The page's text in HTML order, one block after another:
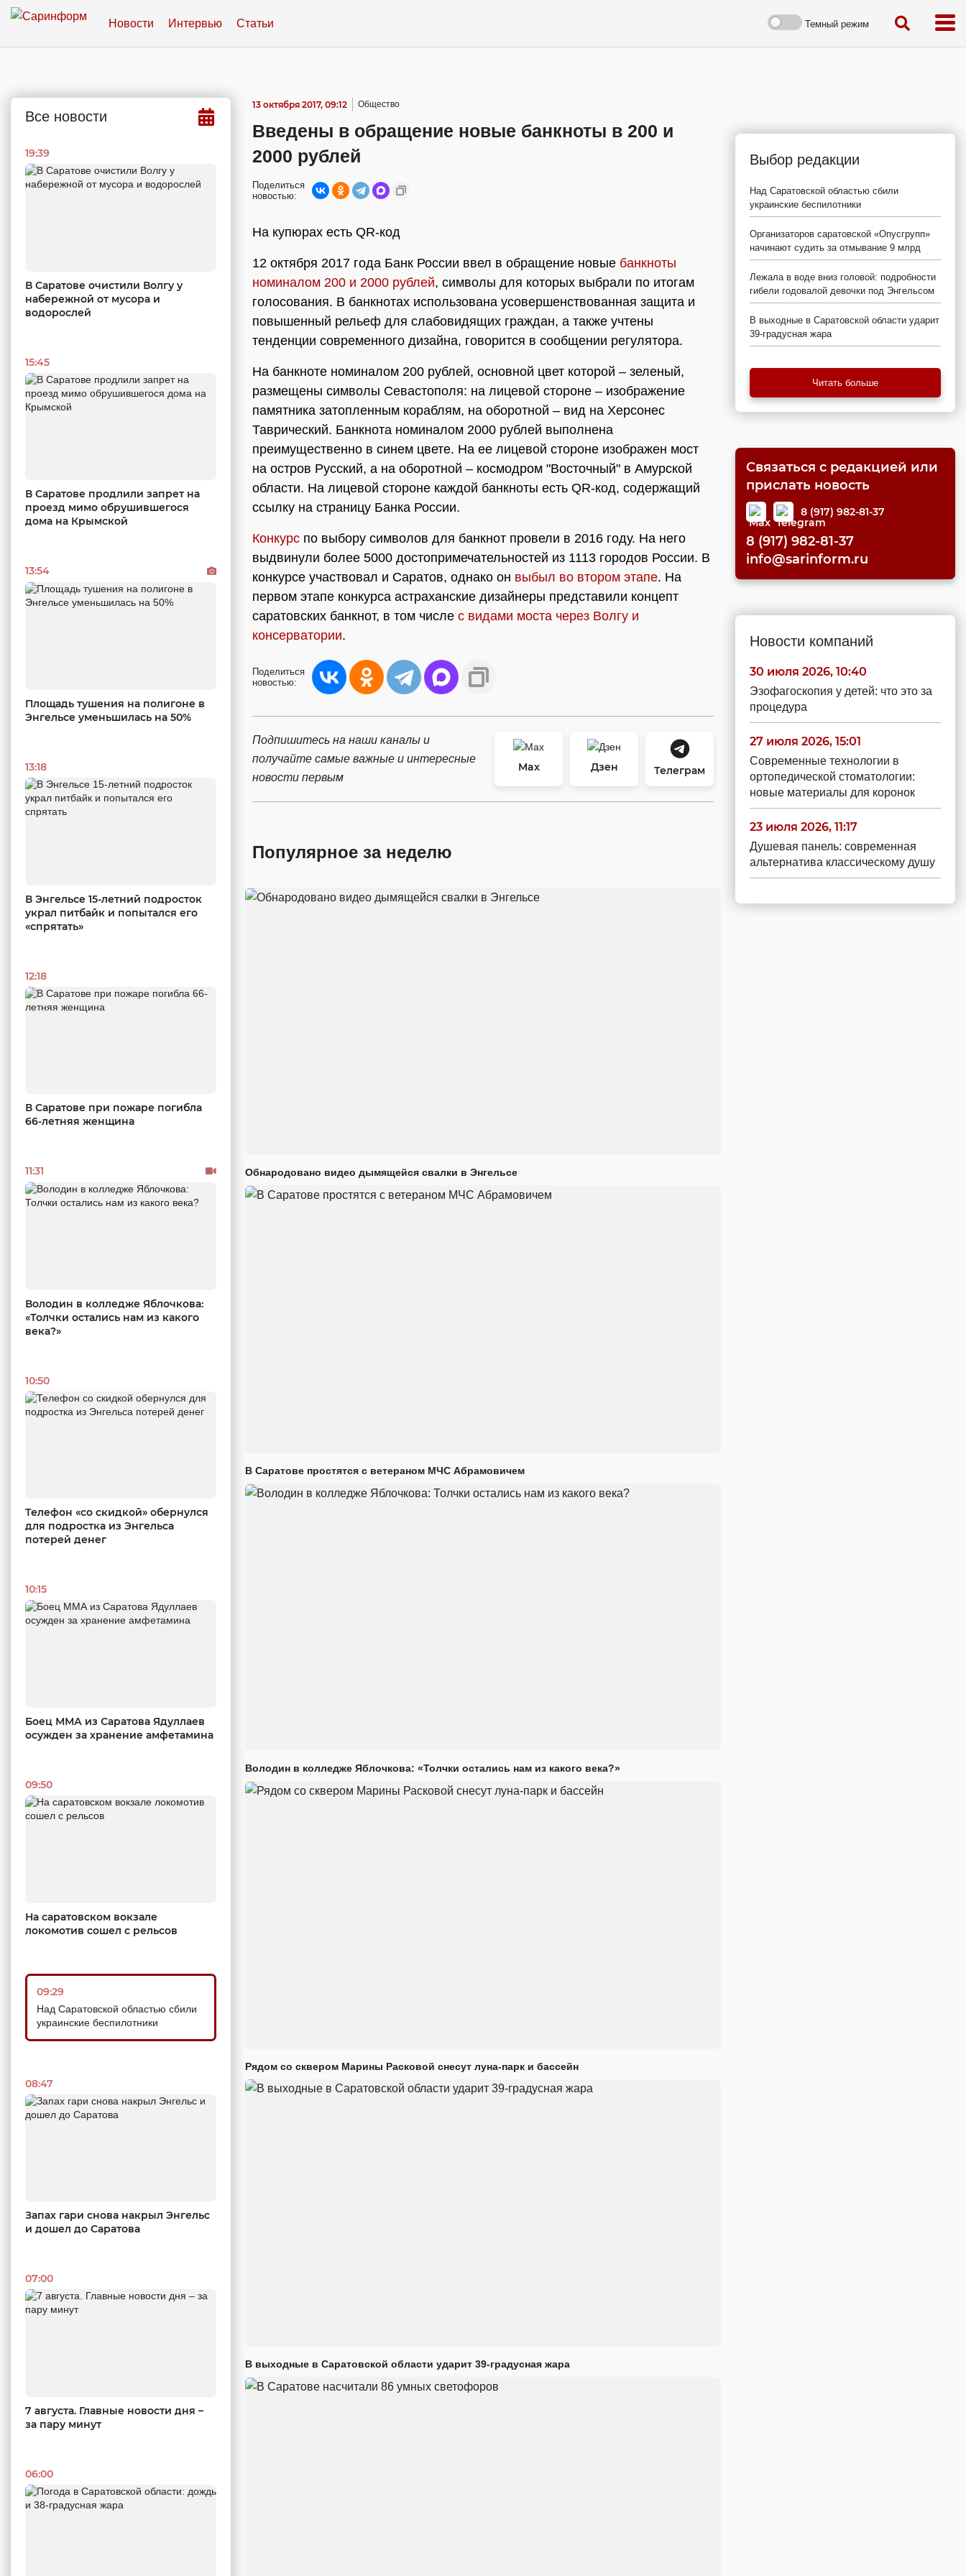
Новости Интервью Статьи Темный режим
Все новости
19:39
В Саратове очистили Волгу у
набережной от мусора и
водорослей
15:45
В Саратове продлили запрет на
проезд мимо обрушившегося
дома на Крымской
13:54
Площадь тушения на полигоне в
Энгельсе уменьшилась на 50%
13:18
В Энгельсе 15-летний подросток
украл питбайк и попытался его
«спрятать»
12:18
В Саратове при пожаре погибла
66-летняя женщина
11:31
Володин в колледже Яблочкова:
«Толчки остались нам из какого
века?»
10:50
Телефон «со скидкой» обернулся
для подростка из Энгельса
потерей денег
10:15
Боец ММА из Саратова Ядуллаев
осужден за хранение амфетамина
09:50
На саратовском вокзале
локомотив сошел с рельсов
09:29
Над Саратовской областью сбили
украинские беспилотники
08:47
Запах гари снова накрыл Энгельс
и дошел до Саратова
07:00
7 августа. Главные новости дня –
за пару минут
06:00
13 октября 2017, 09:12 Общество
Введены в обращение новые банкноты в 200 и
2000 рублей
Поделиться
новостью:
На купюрах есть QR-код
12 октября 2017 года Банк России ввел в обращение новые банкноты
номиналом 200 и 2000 рублей, символы для которых выбрали по итогам
голосования. В банкнотах использована усовершенствованная защита и
повышенный рельеф для слабовидящих граждан, а также учтены
тенденции современного дизайна, говорится в сообщении регулятора.
На банкноте номиналом 200 рублей, основной цвет которой – зеленый,
размещены символы Севастополя: на лицевой стороне – изображение
памятника затопленным кораблям, на оборотной – вид на Херсонес
Таврический. Банкнота номиналом 2000 рублей выполнена
преимущественно в синем цвете. На ее лицевой стороне изображен мост
на остров Русский, а на оборотной – космодром "Восточный" в Амурской
области. На лицевой стороне каждой банкноты есть QR-код, содержащий
ссылку на страницу Банка России.
Конкурс по выбору символов для банкнот провели в 2016 году. На него
выдвинули более 5000 достопримечательностей из 1113 городов России. В
конкурсе участвовал и Саратов, однако он выбыл во втором этапе. На
первом этапе конкурса астраханские дизайнеры представили концепт
саратовских банкнот, в том числе с видами моста через Волгу и
консерватории.
Поделиться
новостью:
Подпишитесь на наши каналы и
получайте самые важные и интересные
новости первым
Max Дзен Телеграм
Популярное за неделю
Обнародовано видео дымящейся свалки в Энгельсе
В Саратове простятся с ветераном МЧС Абрамовичем
Володин в колледже Яблочкова: «Толчки остались нам из какого века?»
Рядом со сквером Марины Расковой снесут луна-парк и бассейн
В выходные в Саратовской области ударит 39-градусная жара
Выбор редакции
Над Саратовской областью сбили
украинские беспилотники
Организаторов саратовской «Опусгрупп»
начинают судить за отмывание 9 млрд
Лежала в воде вниз головой: подробности
гибели годовалой девочки под Энгельсом
В выходные в Саратовской области ударит
39-градусная жара
Читать больше
Связаться с редакцией или
прислать новость
8 (917) 982-81-37
8 (917) 982-81-37
info@sarinform.ru
Новости компаний
30 июля 2026, 10:40
Эзофагоскопия у детей: что это за
процедура
27 июля 2026, 15:01
Современные технологии в
ортопедической стоматологии:
новые материалы для коронок
23 июля 2026, 11:17
Душевая панель: современная
альтернатива классическому душу